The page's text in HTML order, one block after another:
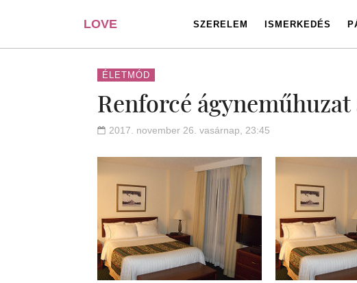
LOVE
PORTAL
SZERELEM ISMERKEDÉS
ÉLETMÓD
Renforcé
2017. november 26. vasárnap, 23:45